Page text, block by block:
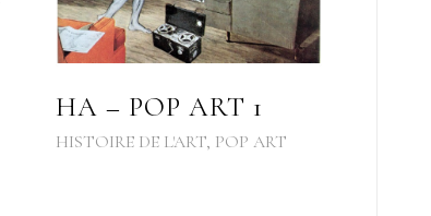
HA – POP ART 1
HISTOIRE DE L'ART, POP ART